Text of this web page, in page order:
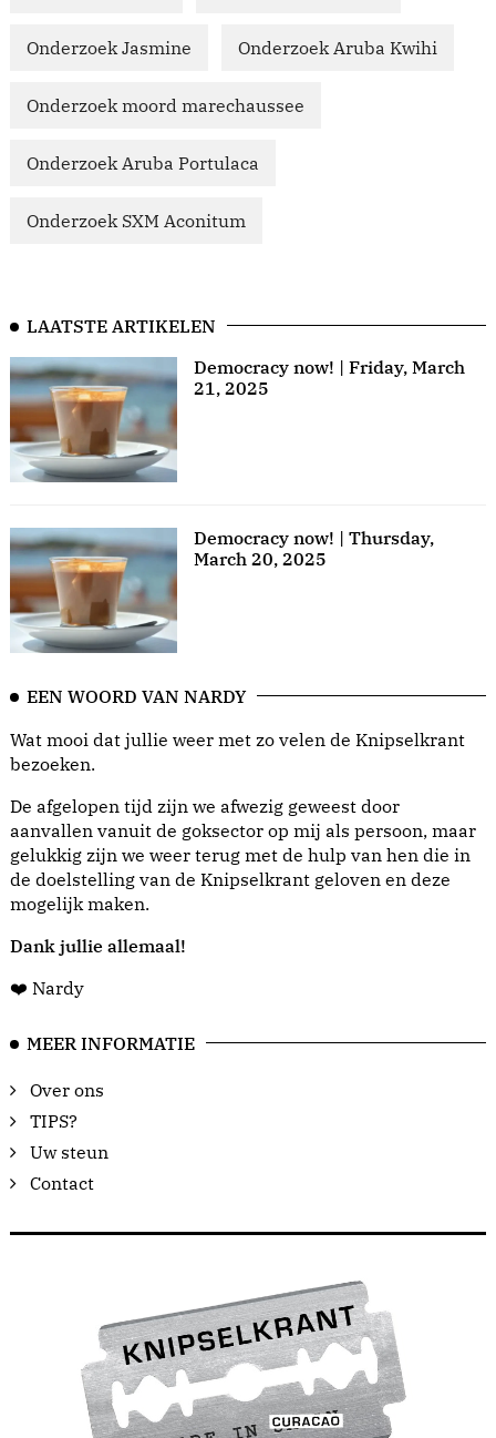
Onderzoek Jasmine Onderzoek Aruba Kwihi
Onderzoek moord marechaussee
Onderzoek Aruba Portulaca
Onderzoek SXM Aconitum
LAATSTE ARTIKELEN
Democracy now! | Friday, March
21, 2025
Democracy now! | Thursday,
March 20, 2025
EEN WOORD VAN NARDY
Wat mooi dat jullie weer met zo velen de Knipselkrant
bezoeken.
De afgelopen tijd zijn we afwezig geweest door
aanvallen vanuit de goksector op mij als persoon, maar
gelukkig zijn we weer terug met de hulp van hen die in
de doelstelling van de Knipselkrant geloven en deze
mogelijk maken.
Dank jullie allemaal!
❤️ Nardy
MEER INFORMATIE
Over ons
TIPS?
Uw steun
Contact